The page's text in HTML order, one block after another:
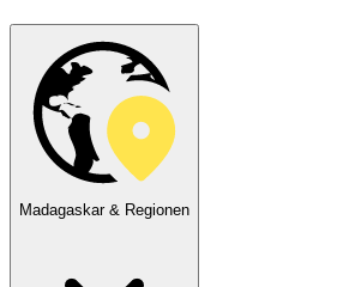
Madagaskar & Regionen